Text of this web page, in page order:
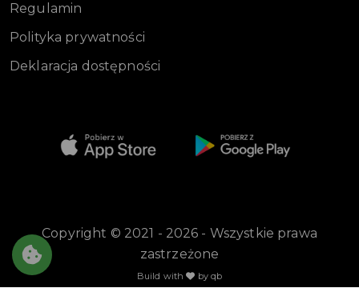
Regulamin
Polityka prywatności
Deklaracja dostępności
Copyright © 2021 - 2026 - Wszystkie prawa
zastrzeżone
Build with by qb